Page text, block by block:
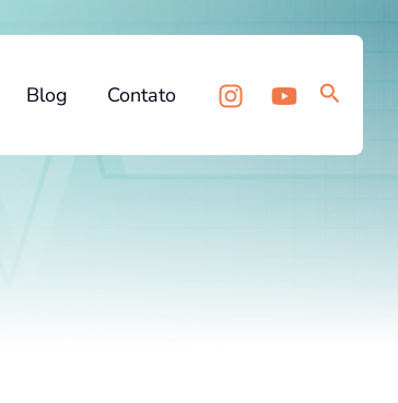
Blog Contato